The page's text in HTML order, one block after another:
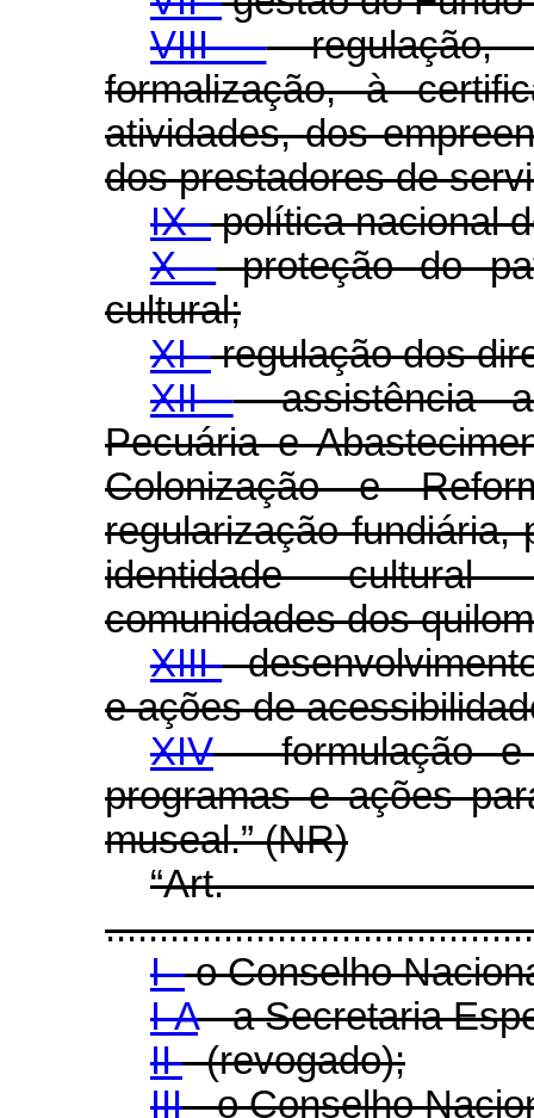
VIII -regulação,
formalização, à
atividades, dos
dos prestadores de
IX -política nacional
X -proteção do
cultural;
XI -regulação dos
XII- assistência
Pecuária e
Colonização e
regularização fundiária,
identidade cultural
comunidades dos
XIII-
e ações de
XIV- formulação e
programas e ações
museal.” (NR)
I -o Conselho
I-A- a Secretaria
II- (revogado);
III- o Conselho